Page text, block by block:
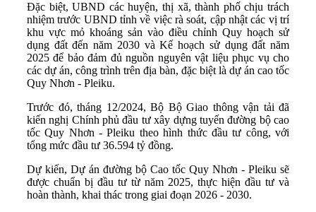
Đặc biệt, UBND các huyện, thị xã, thành phố chịu trách
nhiệm trước UBND tỉnh về việc rà soát, cập nhật các vị trí
khu vực mỏ khoáng sản vào điều chỉnh Quy hoạch sử
dụng đất đến năm 2030 và Kế hoạch sử dụng đất năm
2025 để bảo đảm đủ nguồn nguyên vật liệu phục vụ cho
các dự án, công trình trên địa bàn, đặc biệt là dự án cao tốc
Quy Nhơn - Pleiku.
Trước đó, tháng 12/2024, Bộ Bộ Giao thông vận tải đã
kiến nghị Chính phủ đầu tư xây dựng tuyến đường bộ cao
tốc Quy Nhơn - Pleiku theo hình thức đầu tư công, với
tổng mức đầu tư 36.594 tỷ đồng.
Dự kiến, Dự án đường bộ Cao tốc Quy Nhơn - Pleiku sẽ
được chuẩn bị đầu tư từ năm 2025, thực hiện đầu tư và
hoàn thành, khai thác trong giai đoạn 2026 - 2030.